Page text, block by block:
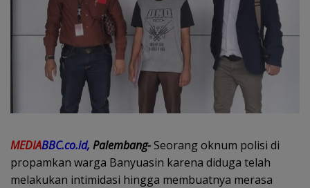
MEDIABBC.co.id, Palembang-Seorang oknum polisi di
propamkan warga Banyuasin karena diduga telah
melakukan intimidasi hingga membuatnya merasa